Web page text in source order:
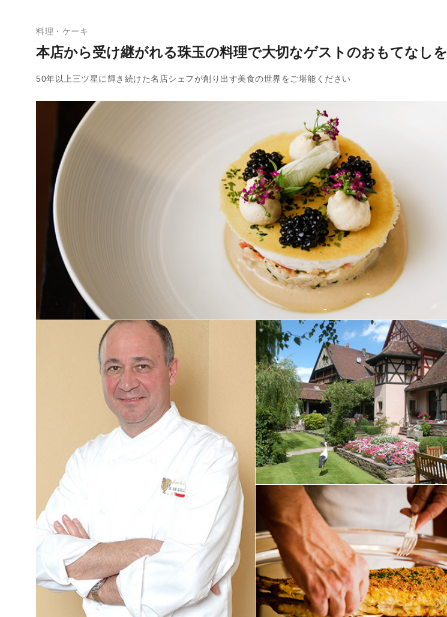
本店から受け継がれる珠玉の料理で大切なゲストのおもてなしを
料理・ケーキ
50年以上三ツ星に輝き続けた名店シェフが創り出す美食の世界をご堪能ください